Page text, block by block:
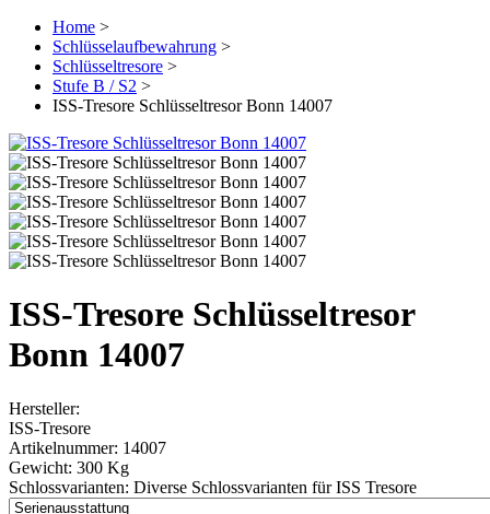
Home >
Schlüsselaufbewahrung >
Schlüsseltresore >
Stufe B / S2 >
ISS-Tresore Schlüsseltresor Bonn 14007
ISS-Tresore Schlüsseltresor
Bonn 14007
Hersteller:
ISS-Tresore
Artikelnummer: 14007
Gewicht: 300 Kg
Schlossvarianten: Diverse Schlossvarianten für ISS Tresore